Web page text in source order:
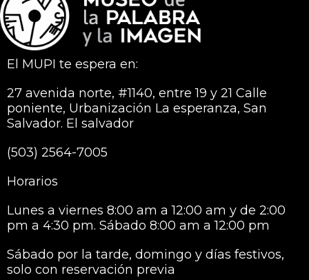
El MUPI te espera en:
27 avenida norte, #1140, entre 19 y 21 Calle
poniente, Urbanización La esperanza, San
Salvador. El salvador
(503) 2564-7005
Horarios
Lunes a viernes 8:00 am a 12:00 am y de 2:00
pm a 4:30 pm. Sábado 8:00 am a 12:00 pm
Sábado por la tarde, domingo y días festivos,
solo con reservación previa